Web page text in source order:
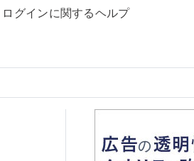
ログインに関するヘルプ